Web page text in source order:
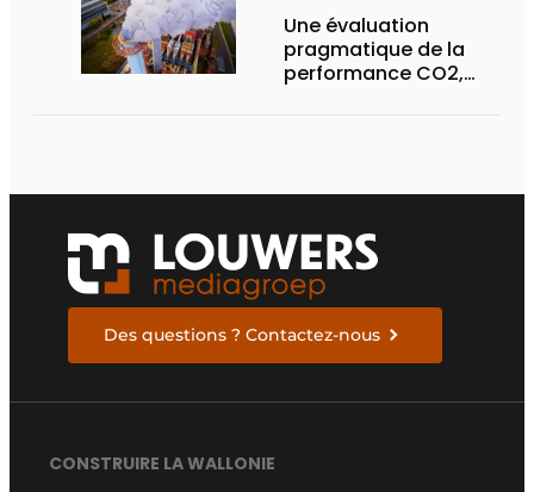
Une évaluation
pragmatique de la
performance CO2,
Des questions ? Contactez-nous
CONSTRUIRE LA WALLONIE